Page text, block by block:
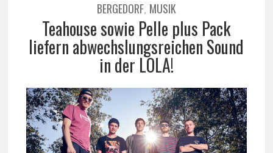
BERGEDORF, MUSIK
Teahouse sowie Pelle plus Pack
liefern abwechslungsreichen Sound
in der LOLA!